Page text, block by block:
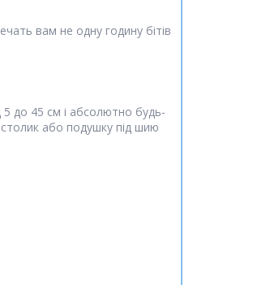
вам не одну годину бітів
до 45 см і абсолютно будь-
або подушку під шию